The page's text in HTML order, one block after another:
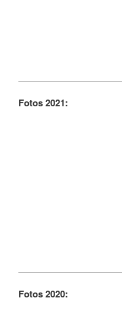
Fotos 2021:
Fotos 2020: